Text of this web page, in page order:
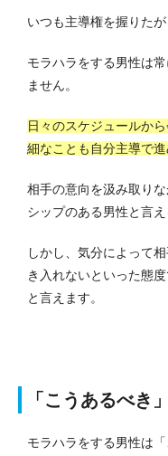
いつも主導権を握りた
モラハラをする男性は
ません。
日々のスケジュールか
細なことも自分主導で
相手の意向を汲み取り
シップのある男性と言え
しかし、気分によって
き入れないといった態
と言えます。
「こうあるべき
モラハラをする男性は